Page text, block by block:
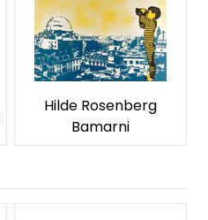
Hilde Rosenberg
Bamarni